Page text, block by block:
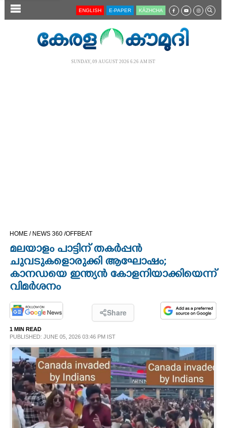
SECTIONS
CINEMA
OPINION
SPIRITUAL
INFO+
ART
ENGLISH E-PAPER KĀZHCHA
SUNDAY, 09 AUGUST 2026 6.26 AM IST
HOME / NEWS 360 /OFFBEAT
മലയാളം പാട്ടിന് തകർപ്പൻ
ചുവടുകളൊരുക്കി ആഘോഷം;
കാനഡയെ ഇന്ത്യൻ കോളനിയാക്കിയെന്ന്
വിമർശനം
Share
1 MIN READ
PUBLISHED: JUNE 05, 2026 03:46 PM IST